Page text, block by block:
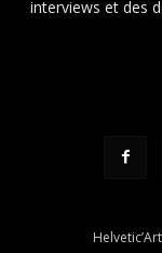
interviews et des